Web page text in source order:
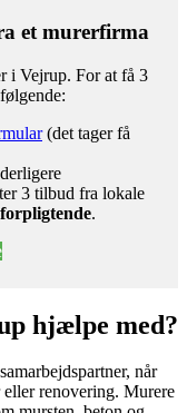
et murerfirma
i Vejrup. For at få 3
(det tager få
3 tilbud fra lokale
.
hjælpe med?
når
renovering. Murere